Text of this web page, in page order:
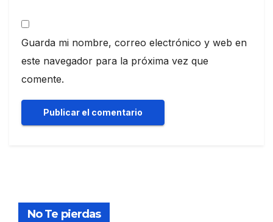
Guarda mi nombre, correo electrónico y web en
este navegador para la próxima vez que
comente.
No Te pierdas